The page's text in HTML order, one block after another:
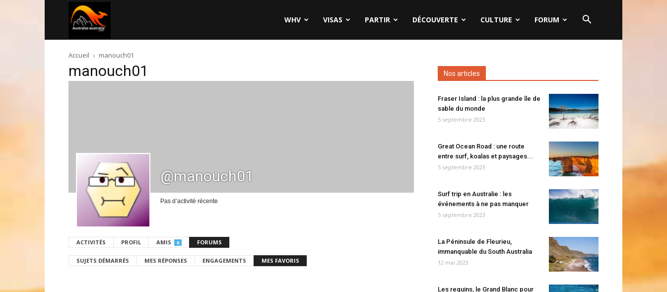
australie.com
WHV VISAS PARTIR DÉCOUVERTE CULTURE FORUM
Accueil manouch01
manouch01
@manouch01
Pas d’activité récente
ACTIVITÉS PROFIL AMIS 0 FORUMS
SUJETS DÉMARRÉS MES RÉPONSES ENGAGEMENTS MES FAVORIS
Nos articles
Fraser Island : la plus grande île de
sable du monde
5 septembre 2023
Great Ocean Road : une route
entre surf, koalas et paysages...
5 septembre 2023
Surf trip en Australie : les
événements à ne pas manquer
5 septembre 2023
La Péninsule de Fleurieu,
immanquable du South Australia
12 mai 2023
Les requins, le Grand Blanc pour